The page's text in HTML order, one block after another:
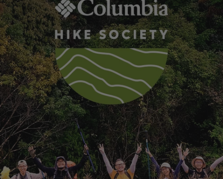
h
ô
n
g
t
h
ư
ờ
n
g
h
ô
n
g
t
h
ư
ờ
n
g